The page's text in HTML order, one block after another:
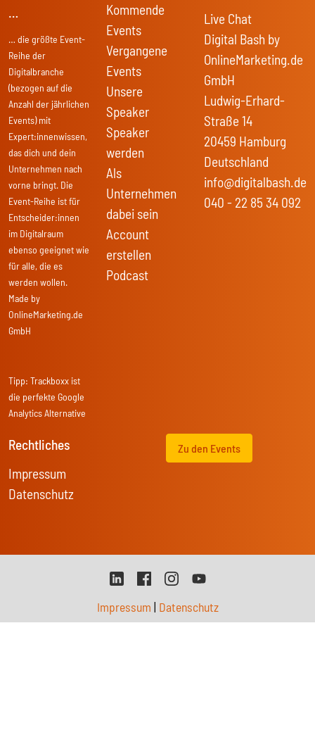
…
… die größte Event-
Reihe der
Digitalbranche
(bezogen auf die
Anzahl der jährlichen
Events) mit
Expert:innenwissen,
das dich und dein
Unternehmen nach
vorne bringt. Die
Event-Reihe ist für
Entscheider:innen
im Digitalraum
ebenso geeignet wie
für alle, die es
werden wollen.
Made by
OnlineMarketing.de
GmbH
Tipp: Trackboxx ist
die perfekte Google
Analytics Alternative
Kommende
Events
Vergangene
Events
Unsere
Speaker
Speaker
werden
Als
Unternehmen
dabei sein
Account
erstellen
Podcast
Live Chat
Digital Bash by
OnlineMarketing.de
GmbH
Ludwig-Erhard-
Straße 14
20459 Hamburg
Deutschland
info@digitalbash.de
040 - 22 85 34 092
Rechtliches
Impressum
Datenschutz
Zu den Events
Impressum | Datenschutz